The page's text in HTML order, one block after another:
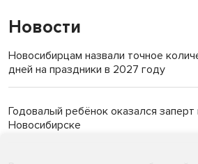
Новости
Новосибирцам назвали точное
дней на праздники в 2027 году
Годовалый ребёнок оказался
Новосибирске